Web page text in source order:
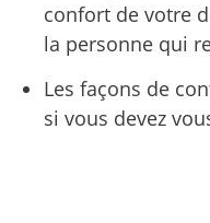
confort de votre
la personne qui
Les façons de
si vous devez